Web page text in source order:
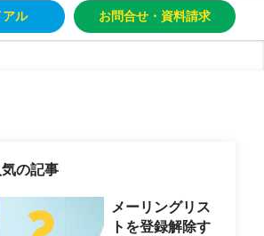
アル お問合せ・資料請求
気の記事
メーリングリス
トを登録解除す